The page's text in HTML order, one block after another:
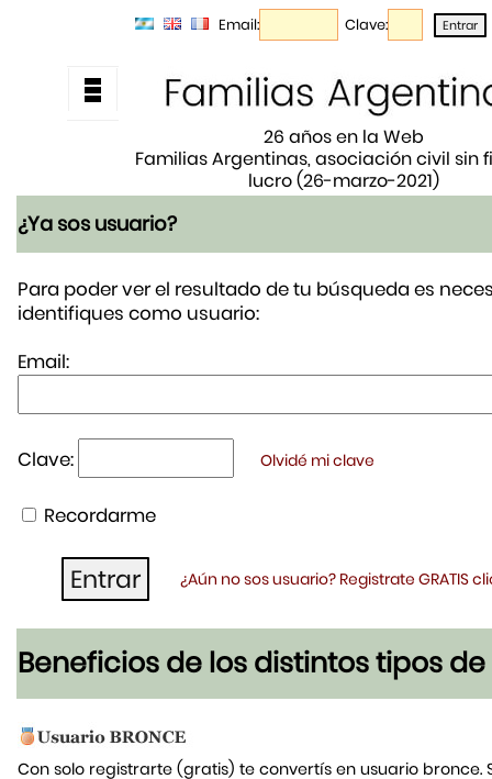
Email: Clave:
26 años en la Web
Familias Argentinas, asociación civil sin
lucro (26-marzo-2021)
¿Ya sos usuario?
Para poder ver el resultado de tu búsqueda es
identifiques como usuario:
Email:
Clave: Olvidé mi clave
Recordarme
¿Aún no sos usuario? Registrate GRATIS
Beneficios de los distintos tipos de
Con solo registrarte (gratis) te convertís en usuario bronce.